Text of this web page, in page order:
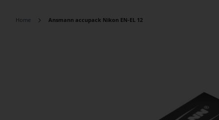
Home Ansmann accupack Nikon EN-EL 12